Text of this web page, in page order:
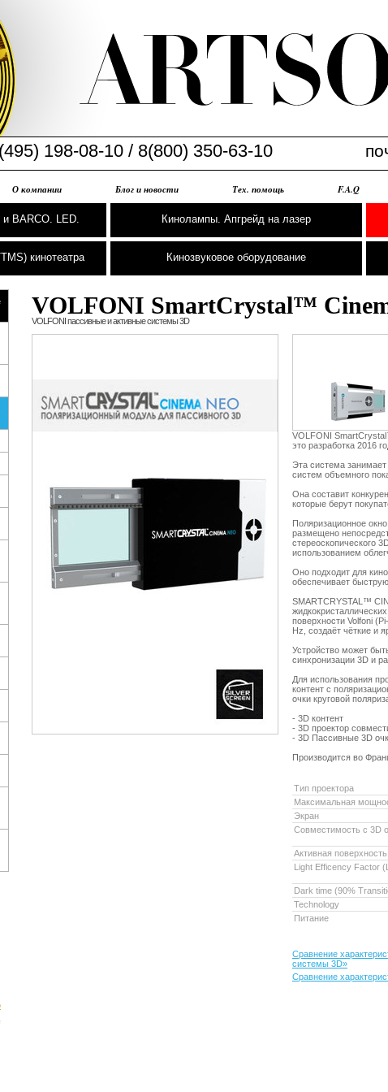
198-08-10 / 8(800) 350-63-10
О компании Блог и новости Тех. помощь F.A.Q
BARCO. LED. Кинолампы. Апгрейд на лазер
кинотеатра Кинозвуковое оборудование
VOLFONI SmartCrystal™
VOLFONI пассивные и активные системы 3D
VOLFONI
это разработка 2016
Эта система
систем объемного
Она составит
которые берут
Поляризационное
размещено
стереоскопического
использованием
Оно подходит для
обеспечивает быструю
SMARTCRYSTAL™
поверхности Volfoni
Hz, создаёт чёткие и
Устройство может
синхронизации 3D и
Для использования
контент с
очки круговой
- 3D контент
- 3D проектор
- 3D Пассивные 3D
Производится во
Тип проектора
Максимальная
Экран
Совместимость с 3D
Активная поверхность
Light Efficency Factor
Dark time (90%
Technology
Питание
Сравнение
системы 3D»
Сравнение